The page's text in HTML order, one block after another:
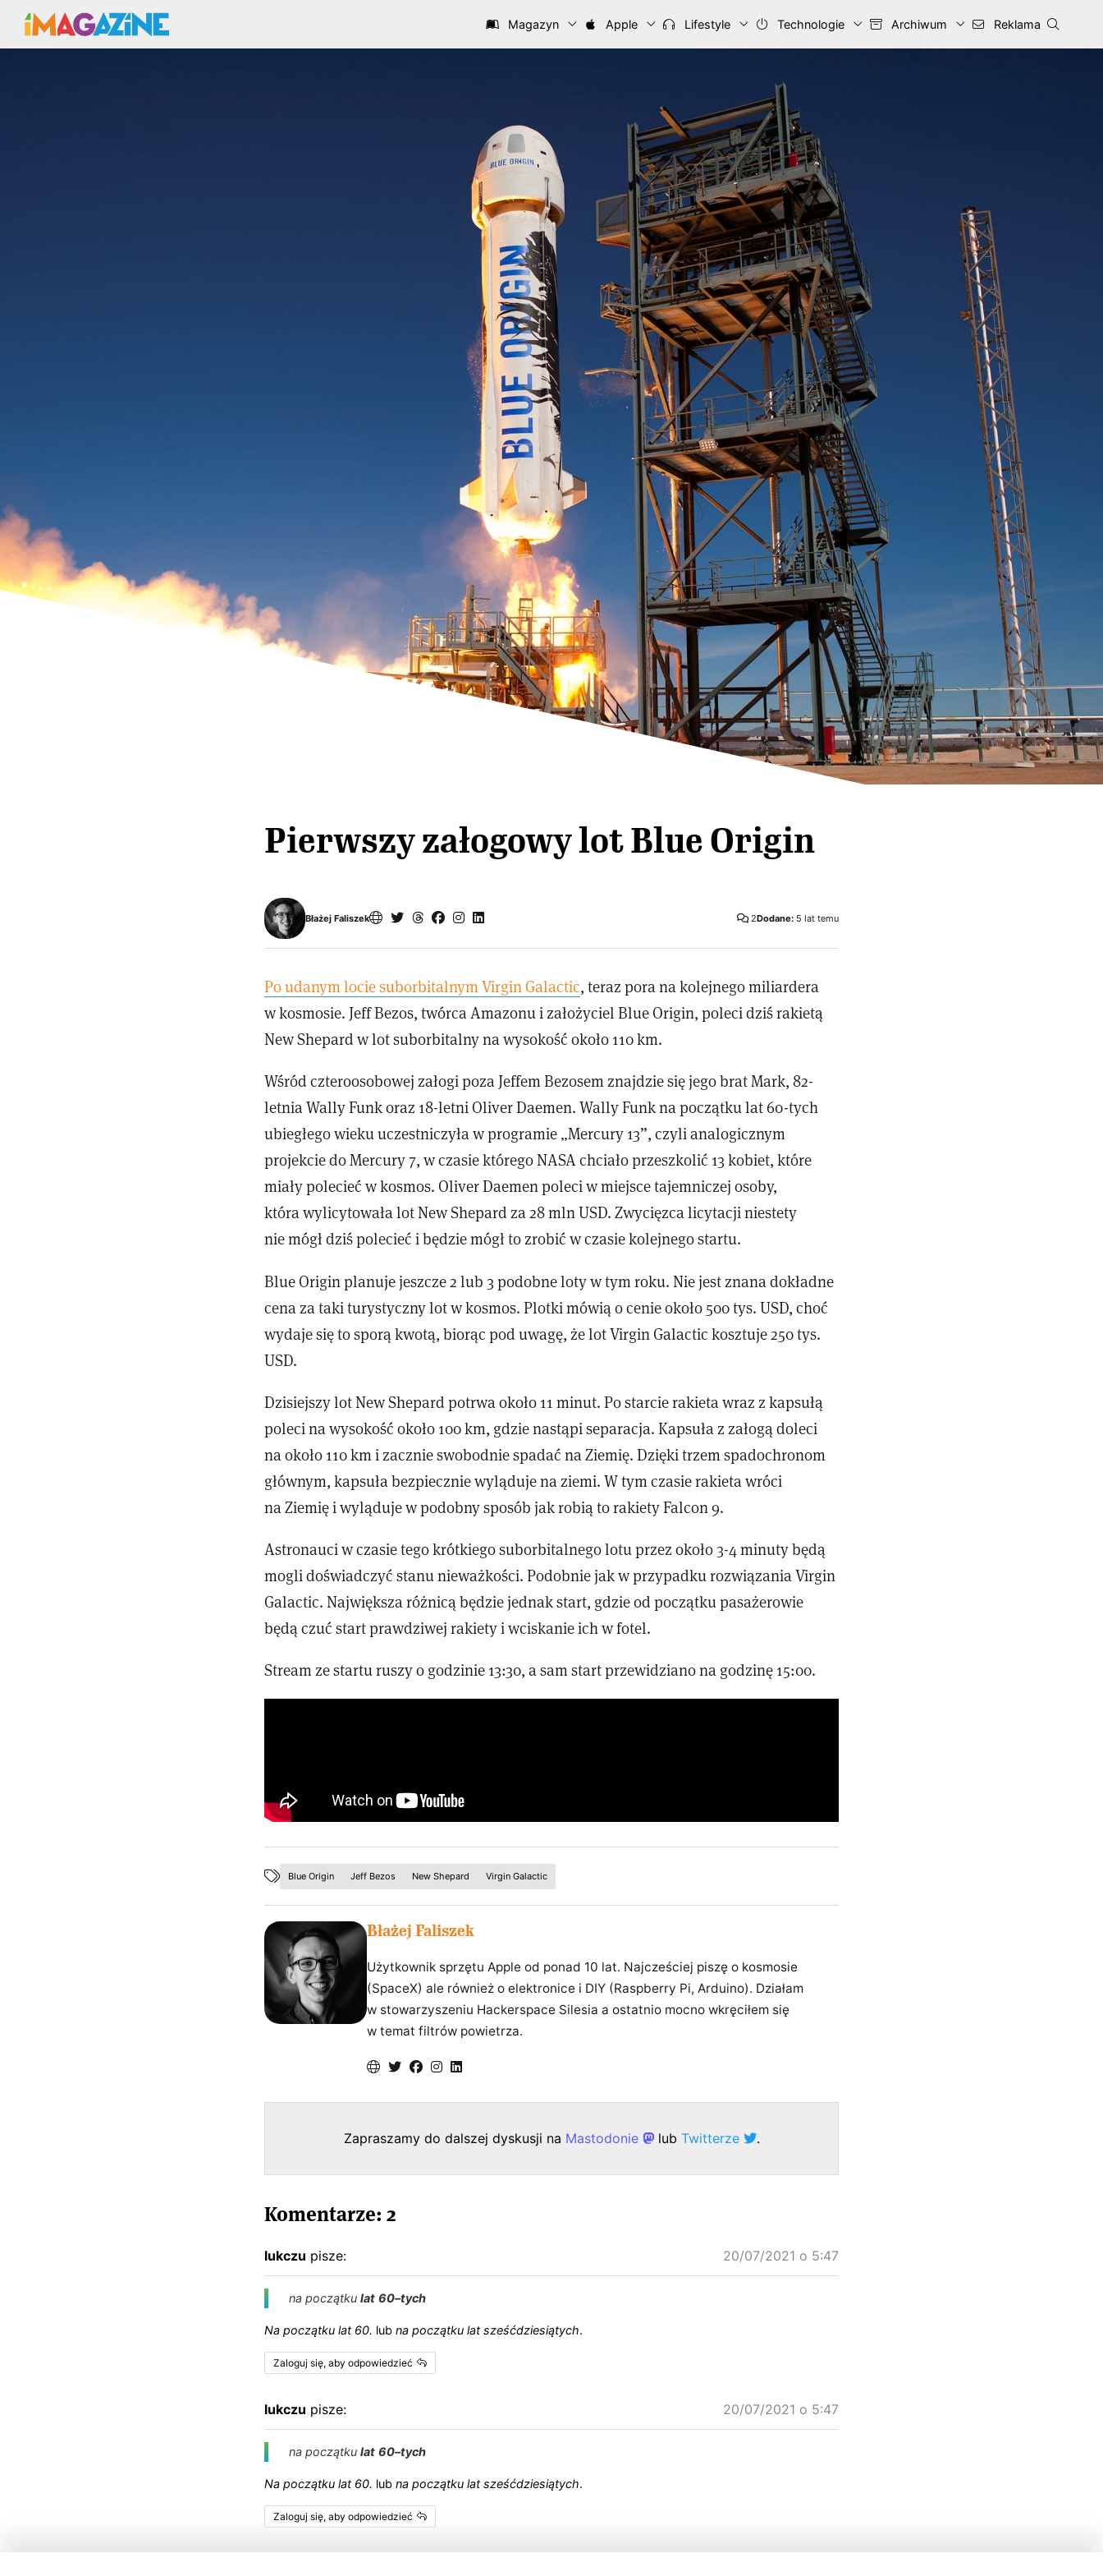
Magazyn Apple Lifestyle Technologie Archiwum Reklama
Pierwszy załogowy lot Blue Origin
Błażej Faliszek 2Dodane: 5 lat temu
Po udanym locie suborbitalnym Virgin Galactic, teraz pora na kolejnego miliardera
w kosmosie. Jeff Bezos, twórca Amazonu i założyciel Blue Origin, poleci dziś rakietą
New Shepard w lot suborbitalny na wysokość około 110 km.
Wśród czteroosobowej załogi poza Jeffem Bezosem znajdzie się jego brat Mark, 82-
letnia Wally Funk oraz 18-letni Oliver Daemen. Wally Funk na początku lat 60-tych
ubiegłego wieku uczestniczyła w programie „Mercury 13”, czyli analogicznym
projekcie do Mercury 7, w czasie którego NASA chciało przeszkolić 13 kobiet, które
miały polecieć w kosmos. Oliver Daemen poleci w miejsce tajemniczej osoby,
która wylicytowała lot New Shepard za 28 mln USD. Zwycięzca licytacji niestety
nie mógł dziś polecieć i będzie mógł to zrobić w czasie kolejnego startu.
Blue Origin planuje jeszcze 2 lub 3 podobne loty w tym roku. Nie jest znana dokładne
cena za taki turystyczny lot w kosmos. Plotki mówią o cenie około 500 tys. USD, choć
wydaje się to sporą kwotą, biorąc pod uwagę, że lot Virgin Galactic kosztuje 250 tys.
USD.
Dzisiejszy lot New Shepard potrwa około 11 minut. Po starcie rakieta wraz z kapsułą
poleci na wysokość około 100 km, gdzie nastąpi separacja. Kapsuła z załogą doleci
na około 110 km i zacznie swobodnie spadać na Ziemię. Dzięki trzem spadochronom
głównym, kapsuła bezpiecznie wyląduje na ziemi. W tym czasie rakieta wróci
na Ziemię i wyląduje w podobny sposób jak robią to rakiety Falcon 9.
Astronauci w czasie tego krótkiego suborbitalnego lotu przez około 3-4 minuty będą
mogli doświadczyć stanu nieważkości. Podobnie jak w przypadku rozwiązania Virgin
Galactic. Największa różnicą będzie jednak start, gdzie od początku pasażerowie
będą czuć start prawdziwej rakiety i wciskanie ich w fotel.
Stream ze startu ruszy o godzinie 13:30, a sam start przewidziano na godzinę 15:00.
Blue Origin Jeff Bezos New Shepard Virgin Galactic
Błażej Faliszek
Użytkownik sprzętu Apple od ponad 10 lat. Najcześciej piszę o kosmosie
(SpaceX) ale również o elektronice i DIY (Raspberry Pi, Arduino). Działam
w stowarzyszeniu Hackerspace Silesia a ostatnio mocno wkręciłem się
w temat filtrów powietrza.
Zapraszamy do dalszej dyskusji na Mastodonie lub Twitterze .
Komentarze: 2
lukczu pisze: 20/07/2021 o 5:47
na początku lat 60–tych
Na początku lat 60. lub na początku lat sześćdziesiątych.
Zaloguj się, aby odpowiedzieć
lukczu pisze: 20/07/2021 o 5:47
na początku lat 60–tych
Na początku lat 60. lub na początku lat sześćdziesiątych.
Zaloguj się, aby odpowiedzieć